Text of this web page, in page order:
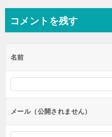
コメントを残す
名前
メール（公開されません）